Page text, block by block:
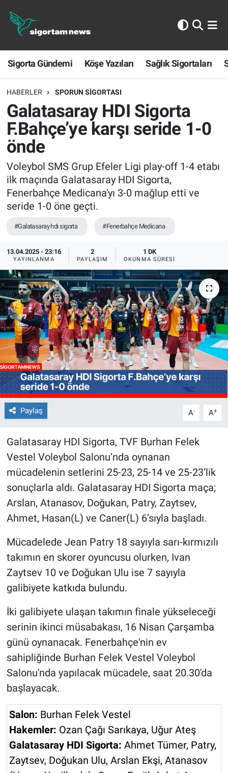
Sigorta Gündemi Köşe Yazıları Sağlık Sigortaları
HABERLER SPORUN SIGORTASI
Galatasaray HDI Sigorta
F.Bahçe’ye karşı seride 1-0
önde
Voleybol SMS Grup Efeler Ligi play-off 1-4 etabı
ilk maçında Galatasaray HDI Sigorta,
Fenerbahçe Medicana'yı 3-0 mağlup etti ve
seride 1-0 öne geçti.
#Galatasaray hdı sigorta #Fenerbahçe Medicana
13.04.2025 - 23:16
YAYINLANMA
2
PAYLAŞIM
1 DK
OKUNMA SÜRESI
Paylaş A- A+
Galatasaray HDI Sigorta, TVF Burhan Felek
Vestel Voleybol Salonu’nda oynanan
mücadelenin setlerini 25-23, 25-14 ve 25-23’lik
sonuçlarla aldı. Galatasaray HDI Sigorta maça;
Arslan, Atanasov, Doğukan, Patry, Zaytsev,
Ahmet, Hasan(L) ve Caner(L) 6’sıyla başladı.
Mücadelede Jean Patry 18 sayıyla sarı-kırmızılı
takımın en skorer oyuncusu olurken, Ivan
Zaytsev 10 ve Doğukan Ulu ise 7 sayıyla
galibiyete katkıda bulundu.
İki galibiyete ulaşan takımın finale yükseleceği
serinin ikinci müsabakası, 16 Nisan Çarşamba
günü oynanacak. Fenerbahçe'nin ev
sahipliğinde Burhan Felek Vestel Voleybol
Salonu'nda yapılacak mücadele, saat 20.30'da
başlayacak.
Salon: Burhan Felek Vestel
Hakemler: Ozan Çağı Sarıkaya, Uğur Ateş
Galatasaray HDI Sigorta: Ahmet Tümer, Patry,
Zaytsev, Doğukan Ulu, Arslan Ekşi, Atanasov
Sigorta Gündemi
Köşe Yazıları
Sağlık Sigortaları
Sporun Sigortası
Ekonomi